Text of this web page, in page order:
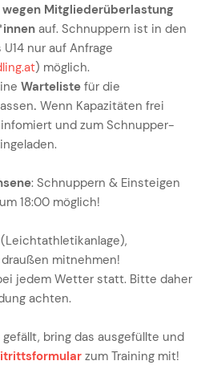
Mitgliederüberlastung
auf. Schnuppern ist in den
nur auf Anfrage
) möglich.
Warteliste für die
. Wenn Kapazitäten frei
und zum Schnupper-
: Schnuppern & Einsteigen
18:00 möglich!
(Leichtathletikanlage),
mitnehmen!
jedem Wetter statt. Bitte daher
achten.
bring das ausgefüllte und
zum Training mit!